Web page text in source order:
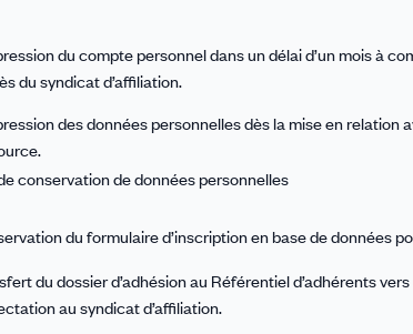
du compte personnel dans un délai d’un mois à
du syndicat d’affiliation.
des données personnelles dès la mise en relation
conservation de données personnelles
du formulaire d’inscription en base de données
du dossier d’adhésion au Référentiel d’adhérents
au syndicat d’affiliation.